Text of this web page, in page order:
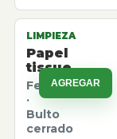
LIMPIEZA
Papel
tissue
Felpita
·
Bulto
cerrado
AGREGAR